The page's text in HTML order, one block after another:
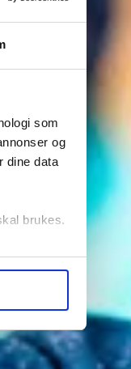
som
og
dine data
brukes.